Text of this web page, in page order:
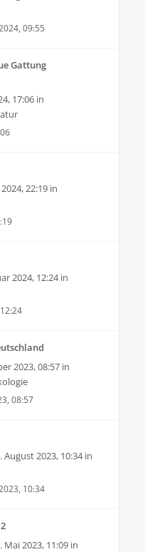
09:55
Gattung
17:06 in
22:19 in
2024, 12:24in
2023, 08:57 in
08:57
August 2023, 10:34in
10:34
Mai 2023, 11:09 in